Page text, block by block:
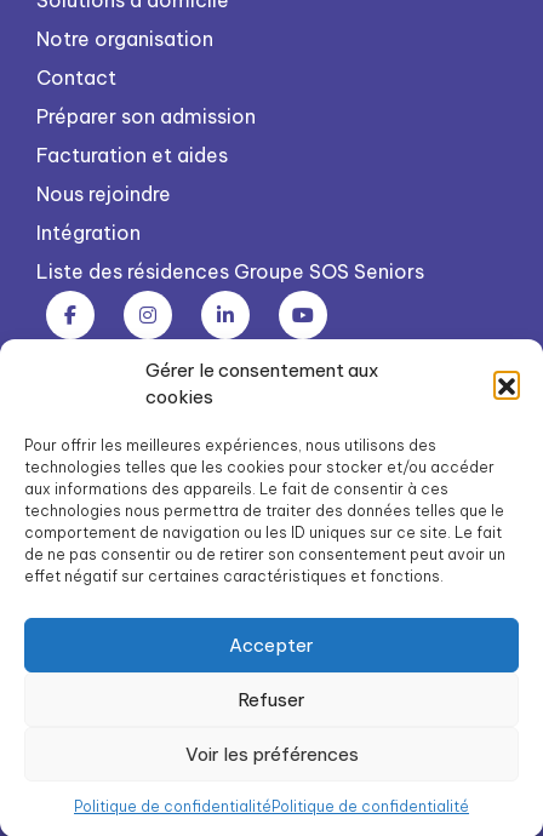
Gérer le consentement aux
cookies
Pour offrir les meilleures expériences, nous utilisons des
technologies telles que les cookies pour stocker et/ou accéder
aux informations des appareils. Le fait de consentir à ces
technologies nous permettra de traiter des données telles que le
comportement de navigation ou les ID uniques sur ce site. Le fait
de ne pas consentir ou de retirer son consentement peut avoir un
effet négatif sur certaines caractéristiques et fonctions.
Accepter
Refuser
Voir les préférences
Politique de confidentialité Politique de confidentialité
Notre organisation
Contact
Préparer son admission
Facturation et aides
Nous rejoindre
Intégration
Liste des résidences Groupe SOS Seniors
Groupe SOS Seniors est une association du Groupe SOS
dg.seniors@groupe-sos.org
ARPAVIE est une association du Groupe SOS